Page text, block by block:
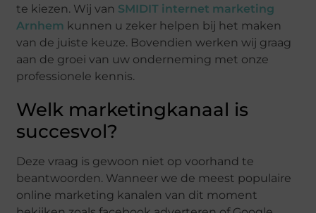
te kiezen. Wij van SMIDIT internet marketing
Arnhem kunnen u zeker helpen bij het maken
van de juiste keuze. Bovendien werken wij graag
aan de groei van uw onderneming met onze
professionele kennis.
Welk marketingkanaal is
succesvol?
Deze vraag is gewoon niet op voorhand te
beantwoorden. Wanneer we de meest populaire
online marketing kanalen van dit moment